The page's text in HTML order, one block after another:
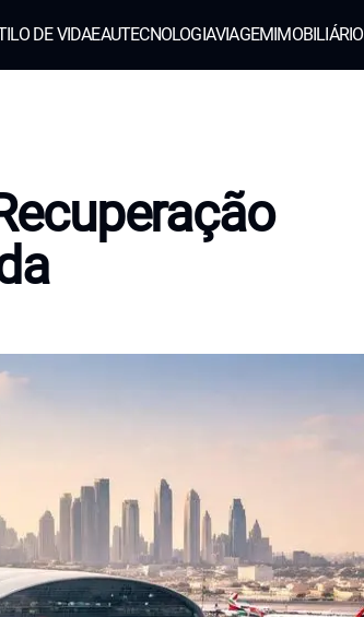
DE VIDAEAUTECNOLOGIAVIAGEMIMOBILIÁRIO